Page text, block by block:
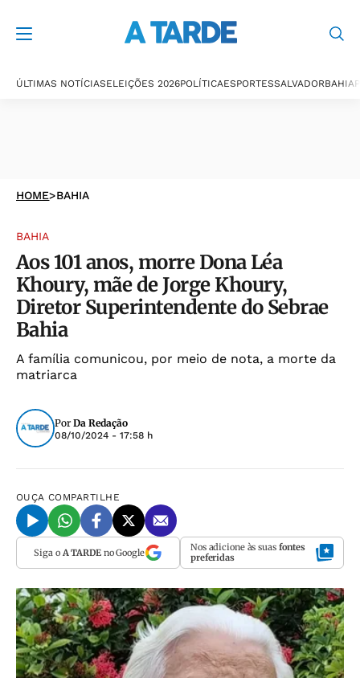
ÚLTIMAS NOTÍCIASELEIÇÕES 2026POLÍTICAESPORTESSALVADORBAHIA
HOME>BAHIA
BAHIA
Aos 101 anos, morre Dona Léa
Khoury, mãe de Jorge Khoury,
Diretor Superintendente do Sebrae
Bahia
A família comunicou, por meio de nota, a morte da
matriarca
Por Da Redação
08/10/2024 - 17:58 h
OUÇA COMPARTILHE
Siga o A TARDEno Google Nos adicione às suas fontes
preferidas